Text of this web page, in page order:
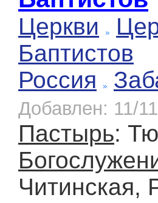
Церкви
Баптистов
Россия
Добавлен: 11/
Пастырь:
Читинская,